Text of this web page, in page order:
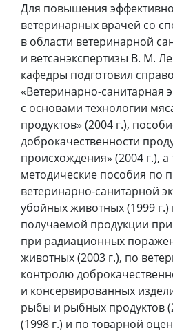
Для повышения
ветеринарных врачей со
в области ветеринарной
и ветсанэкспертизы В. М.
кафедры подготовил
«Ветеринарно-санитарная
с основами технологии
продуктов» (2004 г.),
доброкачественности
происхождения» (2004 г.),
методические пособия по
ветеринарно-санитарной
убойных животных (1999 г.)
получаемой продукции
при радиационных
животных (2003 г.), по
контролю
и консервированных
рыбы и рыбных продуктов
(1998 г.) и по товарной